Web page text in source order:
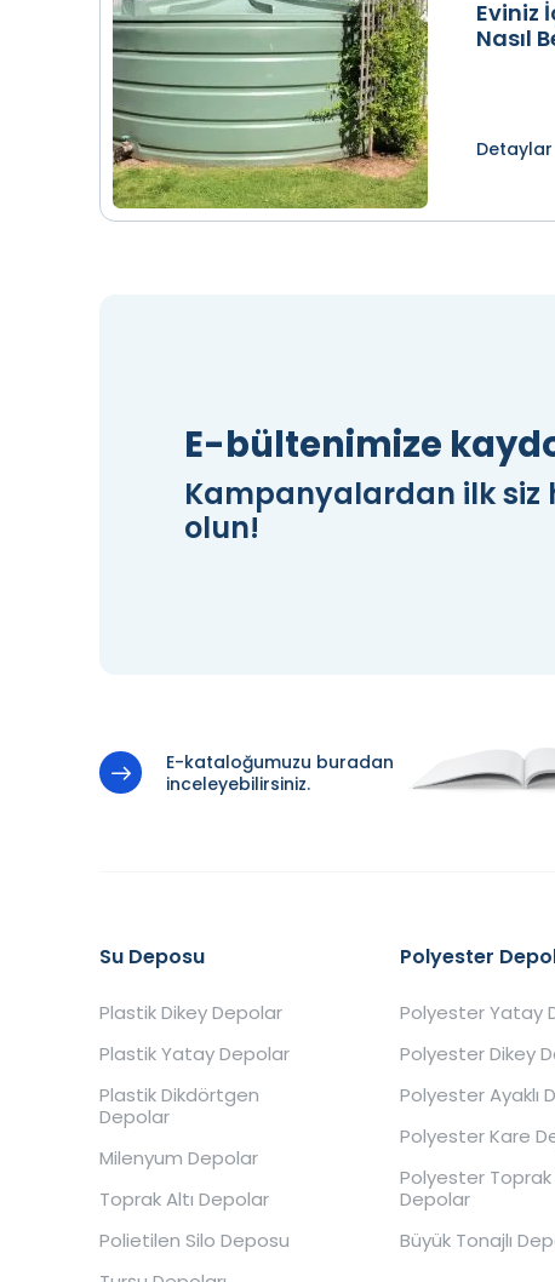
Eviniz
Nasıl
Detaylar
E-bültenimize
Kampanyalardan ilk siz
olun!
E-kataloğumuzu buradan
inceleyebilirsiniz.
Su Deposu
Plastik Dikey Depolar
Plastik Yatay Depolar
Plastik Dikdörtgen
Depolar
Milenyum Depolar
Toprak Altı Depolar
Polietilen Silo Deposu
Polyester
Polyester Yatay
Polyester Dikey
Polyester Ayaklı
Polyester Kare
Polyester Toprak
Depolar
Büyük Tonajlı